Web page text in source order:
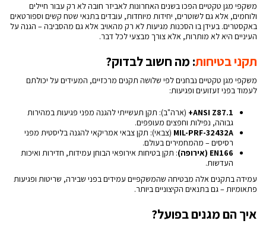
משקפי מגן טקטיים הפכו בשנים האחרונות לאביזר חובה לא רק עבור חיילים
ולוחמים, אלא גם לשוטרים, יחידות מיוחדות, עובדים בתנאי שטח קשים וספורטאים
באקסטרים. בעידן בו הסכנות מגיעות לא רק מהאויב אלא גם מהסביבה – הגנה על
העיניים היא לא מותרות, אלא צורך מבצעי לכל דבר.
תקני בטיחות: מה חשוב לבדוק?
משקפי מגן טקטיים נבחנים לפי שלושה תקנים מרכזיים, המעידים על יכולתם
לעמוד בפני זעזועים ופגיעות:
ANSI Z87.1+
(ארה"ב): תקן תעשייתי להגנה מפני פגיעות במהירות
גבוהה, נפילות וחפצים מעופפים.
MIL-PRF-32432A (צבאי): תקן צבאי אמריקאי להגנה בליסטית מפני
רסיסים – מהמחמירים בעולם.
EN166 (אירופה)
: תקן בטיחות אירופאי הבוחן עמידות, חדירות ואיכות
העדשות.
עמידה בתקנים אלה מבטיחה שהמשקפיים עמידים בפני שבירה, שריטות ופגיעות
פתאומיות – גם בתנאים הקיצוניים ביותר.
איך הם מגנים בפועל?